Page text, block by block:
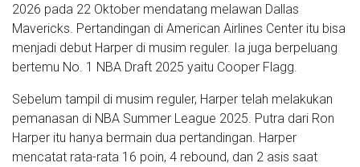
2026 pada 22 Oktober mendatang melawan Dallas
Mavericks. Pertandingan di American Airlines Center itu bisa
menjadi debut Harper di musim reguler. Ia juga berpeluang
bertemu No. 1 NBA Draft 2025 yaitu Cooper Flagg.
Sebelum tampil di musim reguler, Harper telah melakukan
pemanasan di NBA Summer League 2025. Putra dari Ron
Harper itu hanya bermain dua pertandingan. Harper
mencatat rata-rata 16 poin, 4 rebound, dan 2 asis saat